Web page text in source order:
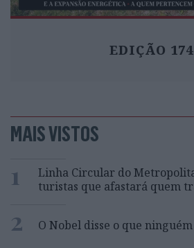
EDIÇÃO
MAIS VISTOS
1
Linha Circular do
turistas que afastará quem
2 O Nobel disse o que